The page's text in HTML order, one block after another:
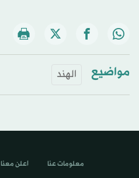
مواضيع الهند
معلومات عنا اعلن معنا